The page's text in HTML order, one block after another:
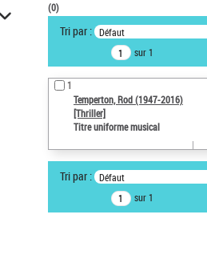
VOTRE RECHERCHE
Recherche avancée dans les
notices d’autorité
Œuvres liées à l'auteur :
Temperton, Rod (1947-2016)
Type de notice d'autorité
Titre uniforme musical
Statut de la notice d’autorité
(0)
Tri par : Défaut
sur 1
1
Temperton, Rod (1947-2016)
[Thriller]
Titre uniforme musical
Tri par : Défaut
sur 1